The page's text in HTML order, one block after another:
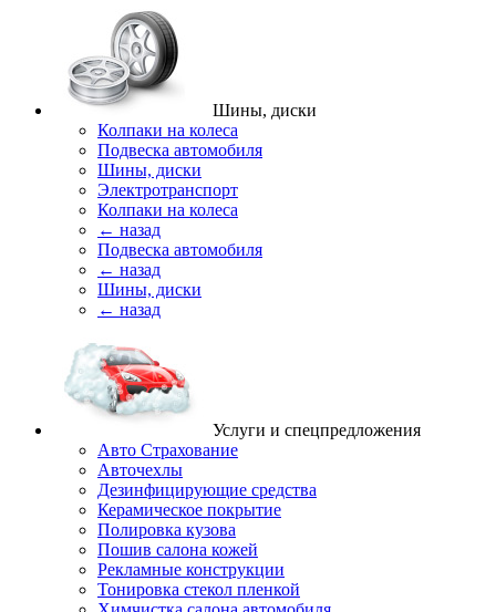
Шины, диски
Колпаки на колеса
Подвеска автомобиля
Шины, диски
Электротранспорт
Колпаки на колеса
← назад
Подвеска автомобиля
← назад
Шины, диски
← назад
Услуги и спецпредложения
Авто Страхование
Авточехлы
Дезинфицирующие средства
Керамическое покрытие
Полировка кузова
Пошив салона кожей
Рекламные конструкции
Тонировка стекол пленкой